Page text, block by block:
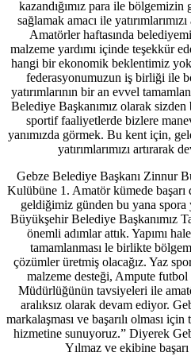
kazandığımız para ile bölgemizin
sağlamak amacı ile
Amatörler haftasında
malzeme yardımı içinde teşekkür
hangi bir ekonomik beklentimiz
federasyonumuzun iş birliği ile
yatırımlarının bir an evvel
Belediye Başkanımız olarak
sportif faaliyetlerde bizlere
yanımızda görmek. Bu kent için,
yatırımlarımızı artırarak
Gebze Belediye Başkanı Zinnur
Kulübüne 1. Amatör kümede
geldiğimiz günden bu yana spora
Büyükşehir Belediye Başkanımız
önemli adımlar attık. Yapımı
tamamlanması le birlikte
çözümler üretmiş olacağız. Yaz
malzeme desteği, Ampute futbol
Müdürlüğünün tavsiyeleri ile
aralıksız olarak devam ediyor.
markalaşması ve başarılı olması
hizmetine sunuyoruz.” Diyerek
Yılmaz ve ekibine